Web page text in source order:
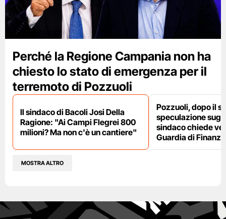
Perché la Regione Campania non ha
chiesto lo stato di emergenza per il
terremoto di Pozzuoli
Il sindaco di Bacoli Josi Della
Ragione: "Ai Campi Flegrei 800
milioni? Ma non c'è un cantiere"
Pozzuoli, dopo il
speculazione
sindaco chiede
Guardia di Finanza
MOSTRA ALTRO